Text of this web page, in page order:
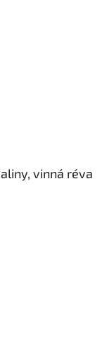
vinná réva